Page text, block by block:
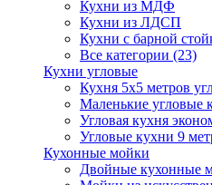
Кухни из МДФ
Кухни из ЛДСП
Кухни с барной
Все категории (23)
Кухни угловые
Кухня 5х5 метров
Маленькие угловые
Угловая кухня
Угловые кухни 9
Кухонные мойки
Двойные кухонные